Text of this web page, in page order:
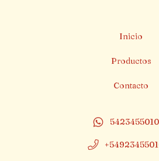
Inicio
Productos
Contacto